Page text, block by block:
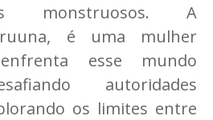
monstruosos. A
é uma mulher
esse mundo
autoridades
os limites entre